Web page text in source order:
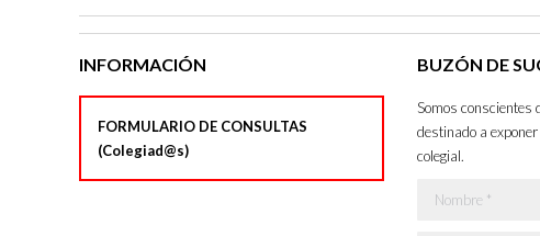
INFORMACIÓN
FORMULARIO DE CONSULTAS
(Colegiad@s)
BUZÓN DE
Somos conscientes
destinado a
colegial.
Nombre *